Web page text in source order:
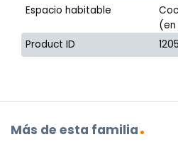
Espacio habitable
(en
Product ID
Más de esta familia